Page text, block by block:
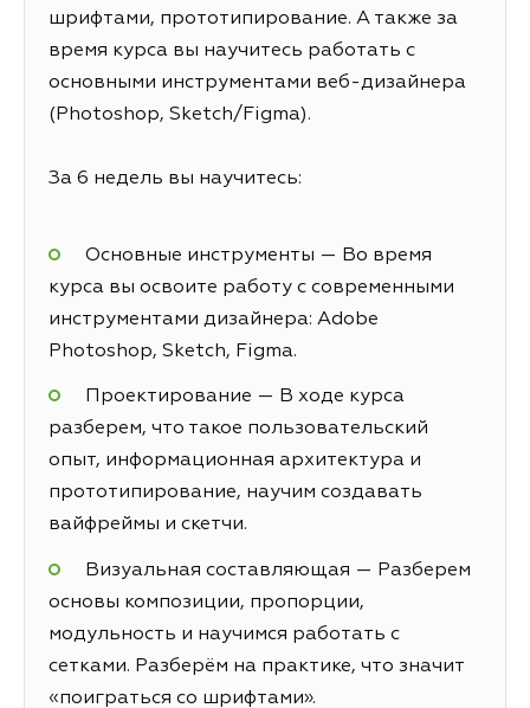
шрифтами, прототипирование. А также за
время курса вы научитесь работать с
основными инструментами веб-дизайнера
(Photoshop, Sketch/Figma).
За 6 недель вы научитесь:
Основные инструменты — Во время
курса вы освоите работу с современными
инструментами дизайнера: Adobe
Photoshop, Sketch, Figma.
Проектирование — В ходе курса
разберем, что такое пользовательский
опыт, информационная архитектура и
прототипирование, научим создавать
вайфреймы и скетчи.
Визуальная составляющая — Разберем
основы композиции, пропорции,
модульность и научимся работать с
сетками. Разберём на практике, что значит
«поиграться со шрифтами».